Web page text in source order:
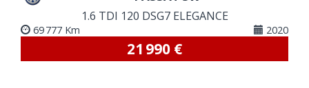
1.6 TDI 120 DSG7 ELEGANCE
69 777 Km 2020
21 990 €